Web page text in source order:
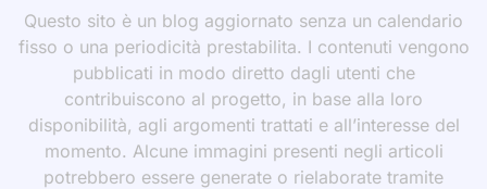
Questo sito è un blog aggiornato senza un calendario
fisso o una periodicità prestabilita. I contenuti vengono
pubblicati in modo diretto dagli utenti che
contribuiscono al progetto, in base alla loro
disponibilità, agli argomenti trattati e all’interesse del
momento. Alcune immagini presenti negli articoli
potrebbero essere generate o rielaborate tramite